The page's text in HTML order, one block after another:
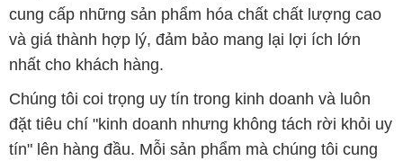
cung cấp những sản phẩm hóa chất chất lượng cao
và giá thành hợp lý, đảm bảo mang lại lợi ích lớn
nhất cho khách hàng.
Chúng tôi coi trọng uy tín trong kinh doanh và luôn
đặt tiêu chí "kinh doanh nhưng không tách rời khỏi uy
tín" lên hàng đầu. Mỗi sản phẩm mà chúng tôi cung